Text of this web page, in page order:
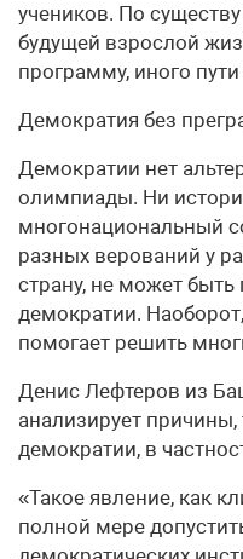
учеников. По
будущей взрослой
программу, иного
Демократия без
Демократии нет
олимпиады. Ни
многонациональный
разных верований у
страну, не может быть
демократии.
помогает решить
Денис Лефтеров из
анализирует
демократии, в
«Такое явление, как
полной мере